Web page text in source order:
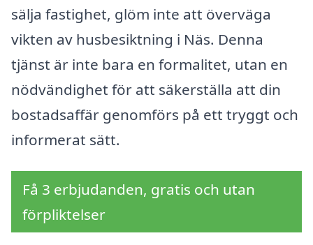
sälja fastighet, glöm inte att överväga
vikten av husbesiktning i Näs. Denna
tjänst är inte bara en formalitet, utan en
nödvändighet för att säkerställa att din
bostadsaffär genomförs på ett tryggt och
informerat sätt.
Få 3 erbjudanden, gratis och utan
förpliktelser